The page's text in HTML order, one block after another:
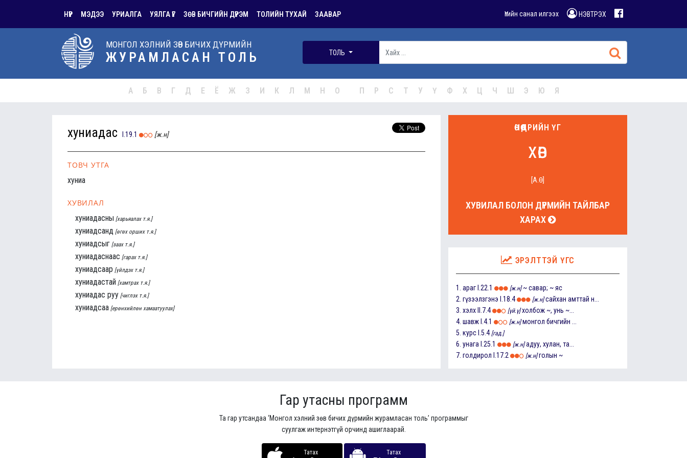
НҮҮР МЭДЭЭ УРИАЛГА УЯЛГА ҮГ ЗӨВ БИЧГИЙН ДҮРЭМ ТОЛИЙН ТУХАЙ ЗААВАР Үгийн санал илгээх НЭВТРЭХ
МОНГОЛ ХЭЛНИЙ ЗӨВ БИЧИХ ДҮРМИЙН
ЖУРАМЛАСАН ТОЛЬ ТОЛЬ
А Б В Г Д Е Ё Ж З И К Л М Н О П Р С Т У Ү Ф Х Ц Ч Ш Э Ю Я
хуниадас I.19.1 [ж.н]
ТОВЧ УТГА
хуниа
ХУВИЛАЛ
хуниадасны [харьяалах т.я.]
хуниадсанд [өгөх орших т.я.]
хуниадсыг [заах т.я.]
хуниадаснаас [гарах т.я.]
хуниадсаар [үйлдэх т.я.]
хуниадастай [хамтрах т.я.]
хуниадас руу [чиглэх т.я.]
хуниадсаа [ерөнхийлөн хамаатуулах]
ӨНӨӨДРИЙН ҮГ
хөв
[А.Ө]
ХУВИЛАЛ БОЛОН ДҮРМИЙН ТАЙЛБАР
ХАРАХ
ЭРЭЛТТЭЙ ҮГС
1. араг I.22.1 [ж.н] ~ савар; ~ яс
2. гүзээлзгэнэ I.18.4 [ж.н] сайхан амттай н...
3. хэлх II.7.4 [үй.ү] холбож ~, унь ~...
4. шавж I.4.1 [ж.н] монгол бичгийн ...
5. курс I.5.4 [гад.]
6. унага I.25.1 [ж.н] адуу, хулан, та...
7. голдирол I.17.2 [ж.н] голын ~
Гар утасны программ
Та гар утсандаа ‘Монгол хэлний зөв бичих дүрмийн журамласан толь’ программыг
суулгаж интернэтгүй орчинд ашиглаарай.
Татах Татах